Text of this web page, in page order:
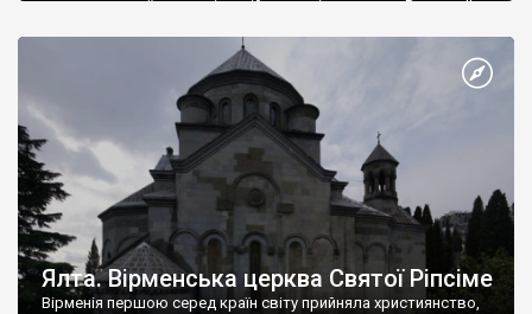
диктувати свої умови візантійському імператору Василю ІІ, та
Херсонесі Володимир-язичник, став Василем-християнином.
А потім було Хрещення Русі. На честь Херсонесу Таврійського
Ялта. Вірменська церква Святої Ріпсіме
Вірменія першою серед країн світу прийняла християнство,